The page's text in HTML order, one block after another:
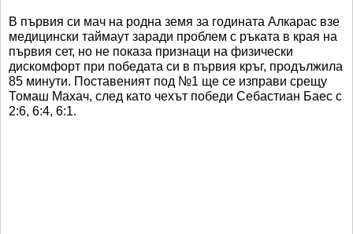
В първия си мач на родна земя за годината Алкарас взе
медицински таймаут заради проблем с ръката в края на
първия сет, но не показа признаци на физически
дискомфорт при победата си в първия кръг, продължила
85 минути. Поставеният под №1 ще се изправи срещу
Томаш Махач, след като чехът победи Себастиан Баес с
2:6, 6:4, 6:1.